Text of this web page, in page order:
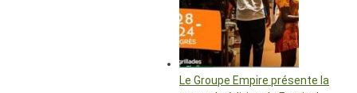
Le Groupe Empire présente la